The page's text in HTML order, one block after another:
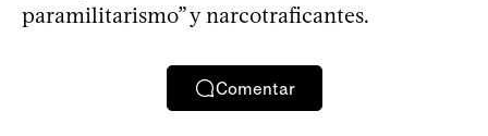
paramilitarismo” y narcotraficantes.
Comentar